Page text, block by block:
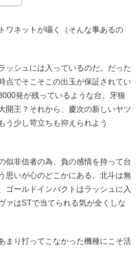
ワネットが囁く（そんな事あるの
ッシュには入っているのだ。だった
点でそこそこの出玉が保証されてい
発が残っているような台。牙狼
開王？それから、慶次の新しいヤツ
う少し苛立ちも抑えられよう
似非信者の為、負の感情を持って台
思いが心のどこかにある。北斗は無
ゴールドインパクトはラッシュに入
ァはSTで当てられる気が全くしな
まり打ってこなかった機種にこそ活